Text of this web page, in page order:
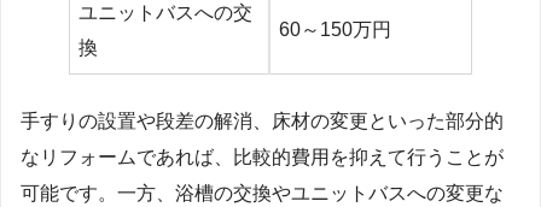
ユニットバスへの交
換
60～150万円
手すりの設置や段差の解消、床材の変更といった部分的
なリフォームであれば、比較的費用を抑えて行うことが
可能です。一方、浴槽の交換やユニットバスへの変更な